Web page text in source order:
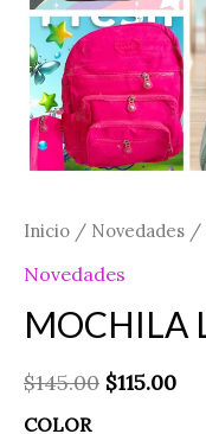
Inicio / Novedades /
Novedades
MOCHILA
$145.00 $115.00
COLOR